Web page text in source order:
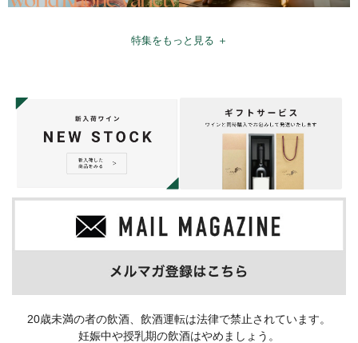
特集をもっと見る ＋
20歳未満の者の飲酒、飲酒運転は法律で禁止されています。
妊娠中や授乳期の飲酒はやめましょう。